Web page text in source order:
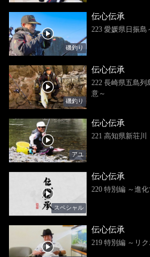
磯釣り
伝心伝承
223 愛媛県日振島
磯釣り
伝心伝承
222 長崎県五島
意～
アユ
伝心伝承
221 高知県新荘川
スペシャル
伝心伝承
220 特別編 ～進
伝心伝承
219 特別編 ～リ